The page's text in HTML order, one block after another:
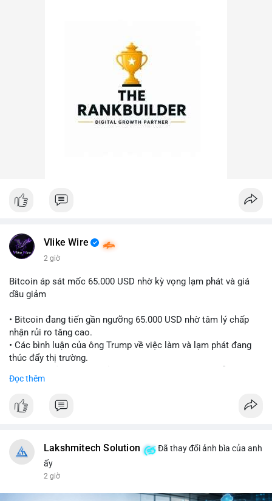
Vlike Wire
2 giờ
Bitcoin áp sát mốc 65.000 USD nhờ kỳ vọng lạm phát và giá
dầu giảm
• Bitcoin đang tiến gần ngưỡng 65.000 USD nhờ tâm lý chấp
nhận rủi ro tăng cao.
• Các bình luận của ông Trump về việc làm và lạm phát đang
thúc đẩy thị trường.
tăng của tài sản rủi ro.
phiếu kho bạc và chỉ số USD có giảm hay không.
$btc
Đọc thêm
Lakshmitech Solution
Đã thay đổi ảnh bìa của anh
ấy
2 giờ